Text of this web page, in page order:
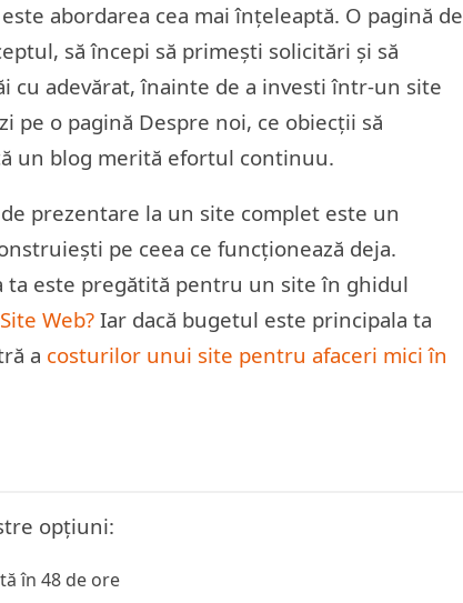
abordarea cea mai înțeleaptă. O pagină de
să începi să primești solicitări și să
cu adevărat, înainte de a investi într-un site
pe o pagină Despre noi, ce obiecții să
un blog merită efortul continuu.
prezentare la un site complet este un
pe ceea ce funcționează deja.
ta este pregătită pentru un site în ghidul
Web? Iar dacă bugetul este principala ta
a costurilor unui site pentru afaceri mici în
opțiuni:
în 48 de ore